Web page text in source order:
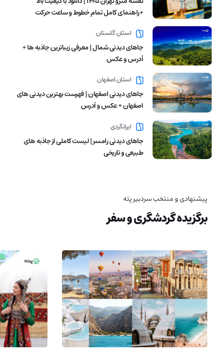
+راهنمای کامل تمام خطوط و ساعت حرکت
استان گلستان
جاهای دیدنی شمال | معرفی زیباترین جاذبه ها +
آدرس و عکس
استان اصفهان
جاهای دیدنی اصفهان | فهرست بهترین دیدنی های
اصفهان + عکس و آدرس
ایرانگردی
جاهای دیدنی رامسر | لیست کاملی از جاذبه های
طبیعی و تاریخی
پیشنهادی و منتخب سردبیر پته
برگزیده گردشگری و سفر